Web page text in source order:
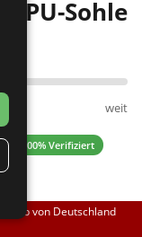
PU-Sohle
weit
✓ 100% Verifiziert
von Deutschland